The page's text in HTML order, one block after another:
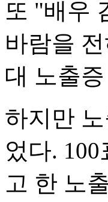
또 "배우
바람을
대 노출
하지만
었다.
고 한 노